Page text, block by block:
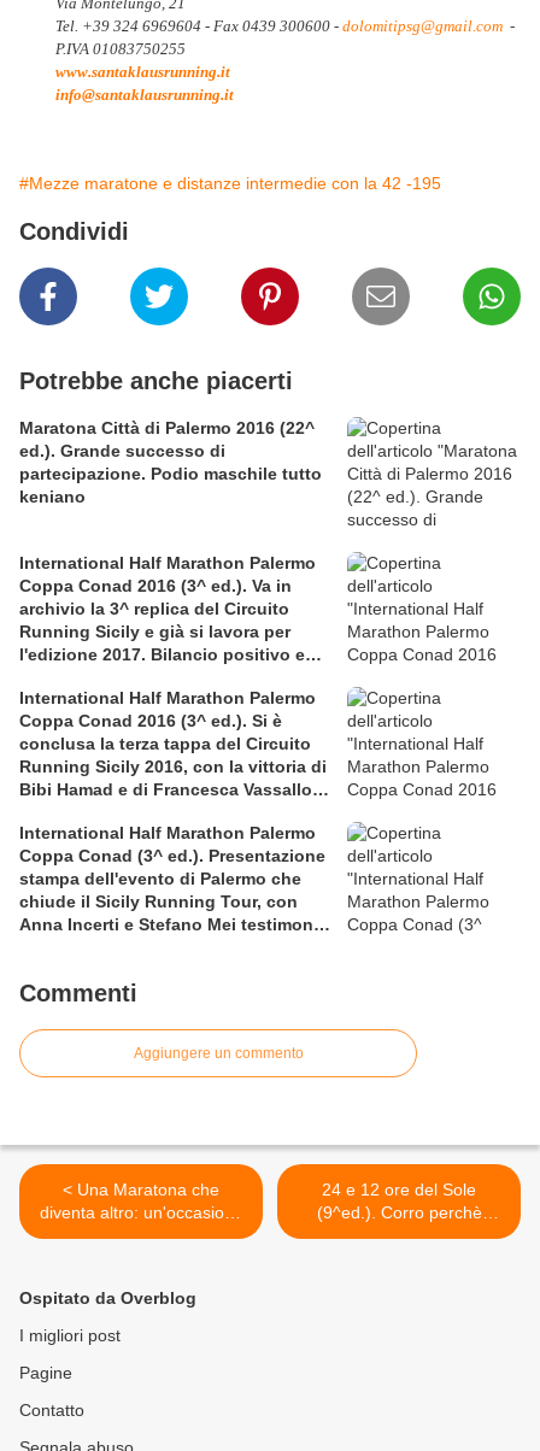
Tel. +39 324 6969604 - Fax 0439 300600 - dolomitipsg@gmail.com -
P.IVA 01083750255
www.santaklausrunning.it
info@santaklausrunning.it
#Mezze maratone e distanze intermedie con la 42 -195
Condividi
Potrebbe anche piacerti
Maratona Città di Palermo 2016 (22^
ed.). Grande successo di
partecipazione. Podio maschile tutto
keniano
International Half Marathon Palermo
Coppa Conad 2016 (3^ ed.). Va in
archivio la 3^ replica del Circuito
Running Sicily e già si lavora per
l'edizione 2017. Bilancio positivo e
maschile a squadre
International Half Marathon Palermo
Coppa Conad 2016 (3^ ed.). Si è
conclusa la terza tappa del Circuito
Running Sicily 2016, con la vittoria di
Bibi Hamad e di Francesca Vassallo
International Half Marathon Palermo
Coppa Conad (3^ ed.). Presentazione
stampa dell'evento di Palermo che
chiude il Sicily Running Tour, con
Anna Incerti e Stefano Mei testimonial
Commenti
Aggiungere un commento
< Una Maratona che
diventa altro: un'occasione
perduta si trasforma in
24 e 12 ore del Sole
(9^ed.). Corro perchè
questo è l'unico modo che
Ospitato da Overblog
I migliori post
Pagine
Contatto